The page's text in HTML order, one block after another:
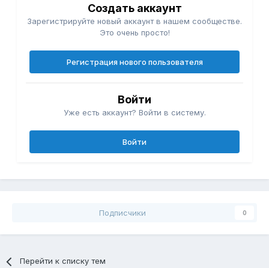
Создать аккаунт
Зарегистрируйте новый аккаунт в нашем сообществе.
Это очень просто!
Регистрация нового пользователя
Войти
Уже есть аккаунт? Войти в систему.
Войти
Подписчики 0
Перейти к списку тем